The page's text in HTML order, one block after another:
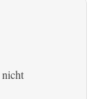
nicht